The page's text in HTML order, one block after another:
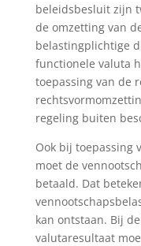
beleidsbesluit zijn
de omzetting van
belastingplichtige
functionele valuta
toepassing van de
regeling buiten
Ook bij toepassing
moet de
betaald. Dat
kan ontstaan. Bij
valutaresultaat